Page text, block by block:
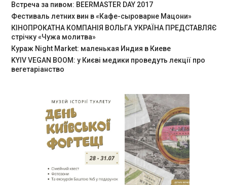
Встреча за пивом: BEERMASTER DAY 2017
Фестиваль летних вин в «Кафе-сыроварне Мацони»
КІНОПРОКАТНА КОМПАНІЯ ВОЛЬГА УКРАЇНА ПРЕДСТАВЛЯЄ
стрічку «Чужа молитва»
Кураж Night Market: маленькая Индия в Киеве
KYIV VEGAN BOOM: у Києві медики проведуть лекції про
вегетаріанство